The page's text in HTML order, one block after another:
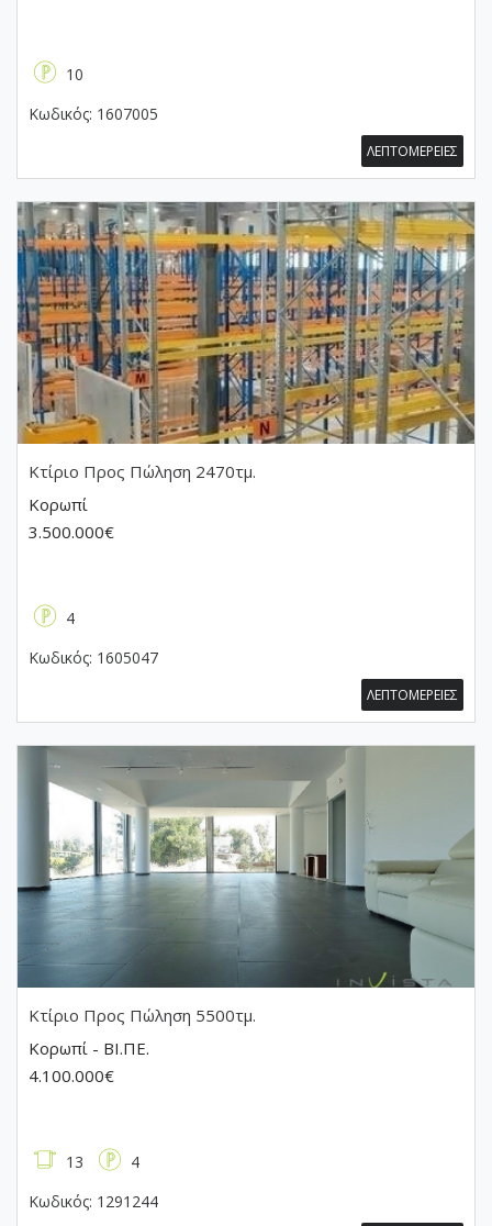
10
Κωδικός: 1607005
ΛΕΠΤΟΜΕΡΕΙΕΣ
Κτίριο Προς Πώληση 2470τμ.
Κορωπί
3.500.000€
4
Κωδικός: 1605047
ΛΕΠΤΟΜΕΡΕΙΕΣ
Κτίριο Προς Πώληση 5500τμ.
Κορωπί - ΒΙ.ΠΕ.
4.100.000€
13
4
Κωδικός: 1291244